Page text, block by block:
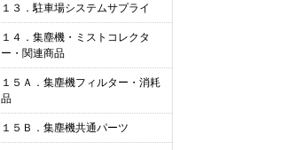
１３．駐車場システムサプライ
１４．集塵機・ミストコレクタ
ー・関連商品
１５Ａ．集塵機フィルター・消耗
品
１５Ｂ．集塵機共通パーツ